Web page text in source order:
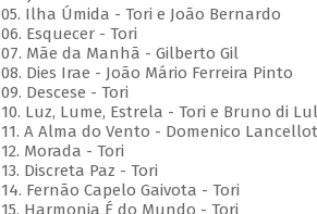
05. Ilha Úmida - Tori e João Bernardo
06. Esquecer - Tori
07. Mãe da Manhã - Gilberto Gil
08. Dies Irae - João Mário Ferreira Pinto
09. Descese - Tori
10. Luz, Lume, Estrela - Tori e Bruno di
11. A Alma do Vento - Domenico
12. Morada - Tori
13. Discreta Paz - Tori
14. Fernão Capelo Gaivota - Tori